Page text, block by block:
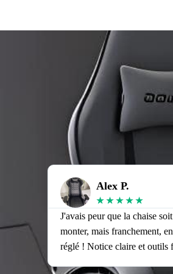
Alex P.
★★★★★
J'avais peur que la chaise
monter, mais franchement,
réglé ! Notice claire et outils